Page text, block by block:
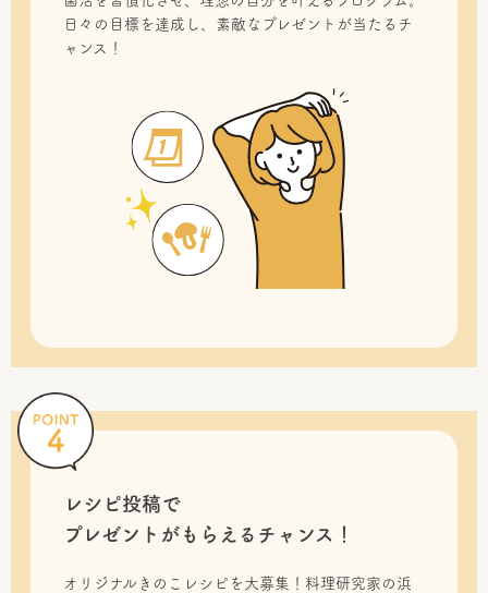
日々の目標を達成し、素敵なプレゼントが当たるチ
ャンス！
レシピ投稿で
プレゼントがもらえるチャンス！
オリジナルきのこレシピを大募集！料理研究家の浜